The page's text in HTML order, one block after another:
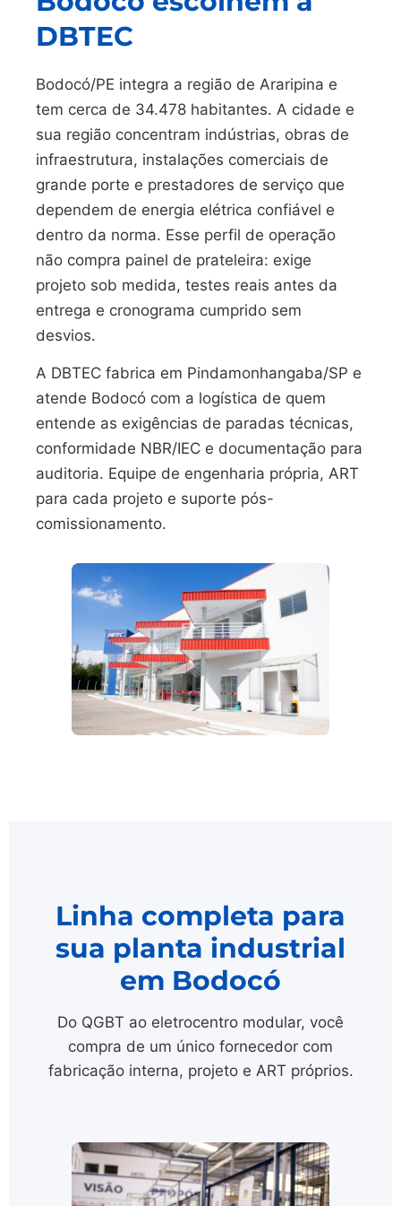
DBTEC
Bodocó/PE integra a região de Araripina e
tem cerca de 34.478 habitantes. A cidade e
sua região concentram indústrias, obras de
infraestrutura, instalações comerciais de
grande porte e prestadores de serviço que
dependem de energia elétrica confiável e
dentro da norma. Esse perfil de operação
não compra painel de prateleira: exige
projeto sob medida, testes reais antes da
entrega e cronograma cumprido sem
desvios.
A DBTEC fabrica em Pindamonhangaba/SP e
atende Bodocó com a logística de quem
entende as exigências de paradas técnicas,
conformidade NBR/IEC e documentação para
auditoria. Equipe de engenharia própria, ART
para cada projeto e suporte pós-
comissionamento.
Linha completa para
sua planta industrial
em Bodocó
Do QGBT ao eletrocentro modular, você
compra de um único fornecedor com
fabricação interna, projeto e ART próprios.